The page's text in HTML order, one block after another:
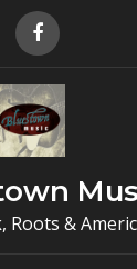
Roots &